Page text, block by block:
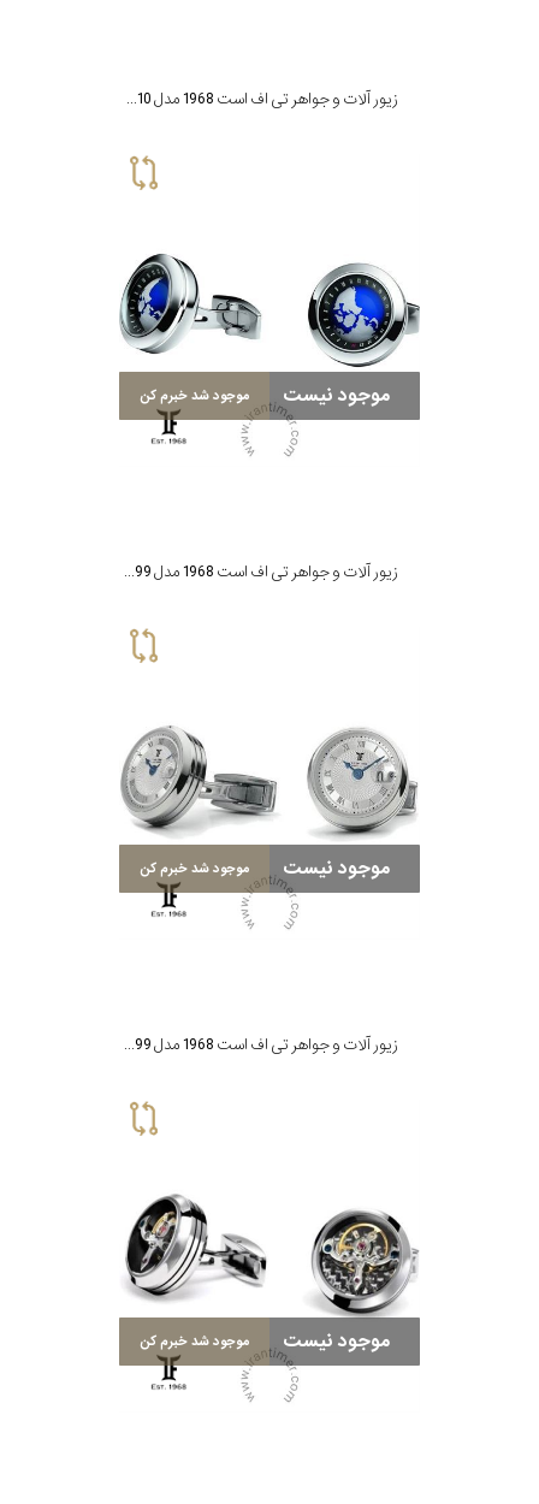
زیور آلات و جواهر تی اف است 1968 مدل CTO-SS10
موجود نیست موجود شد خبرم کن
زیور آلات و جواهر تی اف است 1968 مدل CG-SS99
موجود نیست موجود شد خبرم کن
زیور آلات و جواهر تی اف است 1968 مدل CBD-SS99
موجود نیست موجود شد خبرم کن